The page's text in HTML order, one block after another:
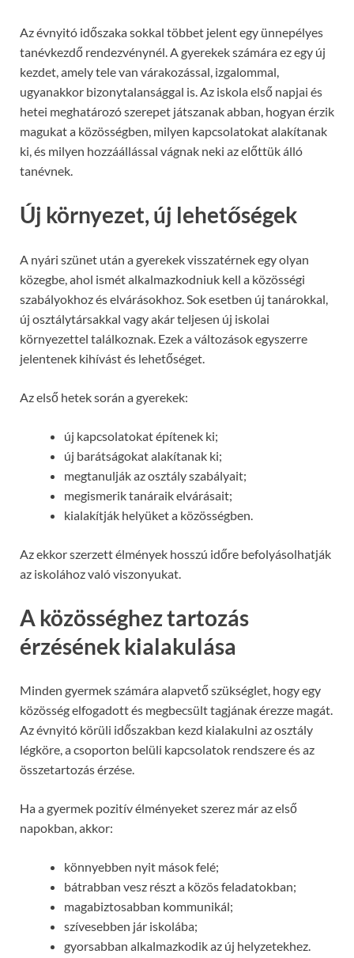
Az évnyitó időszaka sokkal többet jelent egy ünnepélyes
tanévkezdő rendezvénynél. A gyerekek számára ez egy új
kezdet, amely tele van várakozással, izgalommal,
ugyanakkor bizonytalansággal is. Az iskola első napjai és
hetei meghatározó szerepet játszanak abban, hogyan érzik
magukat a közösségben, milyen kapcsolatokat alakítanak
ki, és milyen hozzáállással vágnak neki az előttük álló
tanévnek.
Új környezet, új lehetőségek
A nyári szünet után a gyerekek visszatérnek egy olyan
közegbe, ahol ismét alkalmazkodniuk kell a közösségi
szabályokhoz és elvárásokhoz. Sok esetben új tanárokkal,
új osztálytársakkal vagy akár teljesen új iskolai
környezettel találkoznak. Ezek a változások egyszerre
jelentenek kihívást és lehetőséget.
Az első hetek során a gyerekek:
új kapcsolatokat építenek ki;
új barátságokat alakítanak ki;
megtanulják az osztály szabályait;
megismerik tanáraik elvárásait;
kialakítják helyüket a közösségben.
Az ekkor szerzett élmények hosszú időre befolyásolhatják
az iskolához való viszonyukat.
A közösséghez tartozás
érzésének kialakulása
Minden gyermek számára alapvető szükséglet, hogy egy
közösség elfogadott és megbecsült tagjának érezze magát.
Az évnyitó körüli időszakban kezd kialakulni az osztály
légköre, a csoporton belüli kapcsolatok rendszere és az
összetartozás érzése.
Ha a gyermek pozitív élményeket szerez már az első
napokban, akkor:
könnyebben nyit mások felé;
bátrabban vesz részt a közös feladatokban;
magabiztosabban kommunikál;
szívesebben jár iskolába;
gyorsabban alkalmazkodik az új helyzetekhez.